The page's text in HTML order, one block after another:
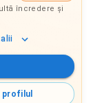
încredere și